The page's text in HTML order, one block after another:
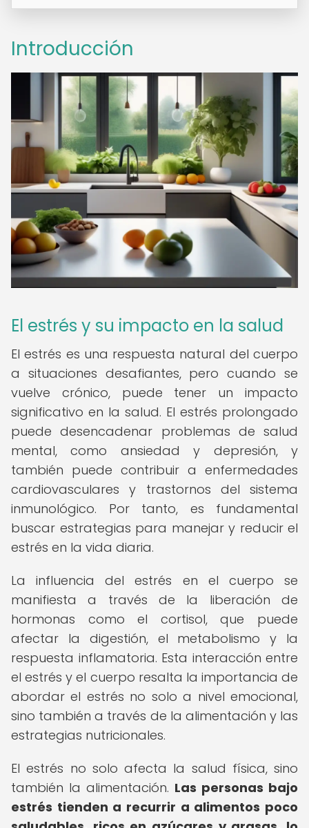
Introducción
El estrés y su impacto en la salud
El estrés es una respuesta natural del cuerpo
a situaciones desafiantes, pero cuando se
vuelve crónico, puede tener un impacto
significativo en la salud. El estrés prolongado
puede desencadenar problemas de salud
mental, como ansiedad y depresión, y
también puede contribuir a enfermedades
cardiovasculares y trastornos del sistema
inmunológico. Por tanto, es fundamental
buscar estrategias para manejar y reducir el
estrés en la vida diaria.
La influencia del estrés en el cuerpo se
manifiesta a través de la liberación de
hormonas como el cortisol, que puede
afectar la digestión, el metabolismo y la
respuesta inflamatoria. Esta interacción entre
el estrés y el cuerpo resalta la importancia de
abordar el estrés no solo a nivel emocional,
sino también a través de la alimentación y las
estrategias nutricionales.
El estrés no solo afecta la salud física, sino
también la alimentación. Las personas bajo
estrés tienden a recurrir a alimentos poco